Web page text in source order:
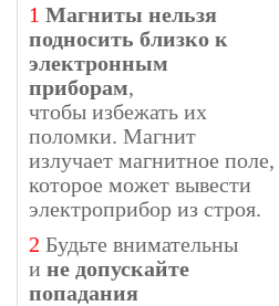
1 Магниты нельзя
подносить близко к
электронным
приборам,
чтобы избежать их
поломки. Магнит
излучает магнитное поле,
которое может вывести
электроприбор из строя.
2 Будьте внимательны
и не допускайте
попадания